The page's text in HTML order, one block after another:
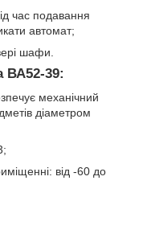
час подавання
автомат;
шафи.
ВА52-39:
механічний
діаметром
від -60 до